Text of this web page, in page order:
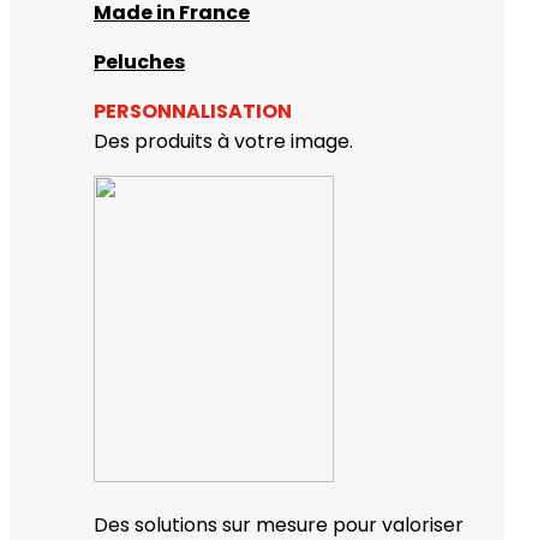
Made in France
Peluches
PERSONNALISATION
Des produits à votre image.
Des solutions sur mesure pour valoriser